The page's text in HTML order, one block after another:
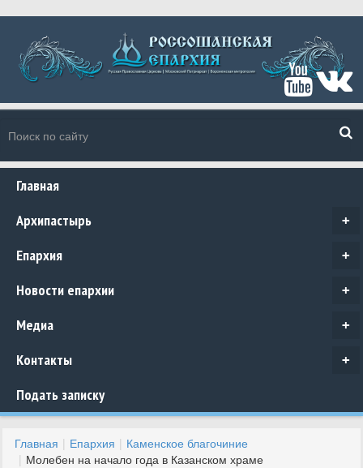
Главная
+
Архипастырь
+
Епархия
+
Новости епархии
+
Медиа
+
Контакты
Подать записку
Главная Епархия
Каменское благочиние
Молебен на начало года в Казанском храме